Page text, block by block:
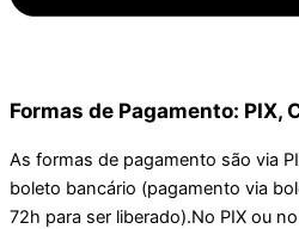
Formas de Pagamento: PIX,
As formas de pagamento são via
boleto bancário (pagamento via
72h para ser liberado).No PIX ou